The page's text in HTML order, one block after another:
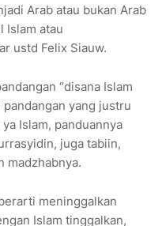
Arab atau bukan Arab
Islam atau
ustd Felix Siauw.
“disana Islam
pandangan yang justru
Islam, panduannya
juga tabiin,
madzhabnya.
meninggalkan
Islam tinggalkan,